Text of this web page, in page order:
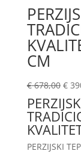
CM
€678,00 €
PERZIJSKI